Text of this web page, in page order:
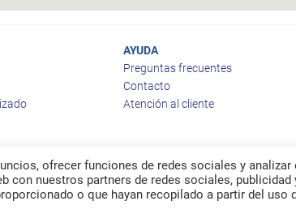
AYUDA
Preguntas frecuentes
Contacto
Atención al cliente
ofrecer funciones de redes sociales y analizar
con nuestros partners de redes sociales, publicidad
o que hayan recopilado a partir del uso